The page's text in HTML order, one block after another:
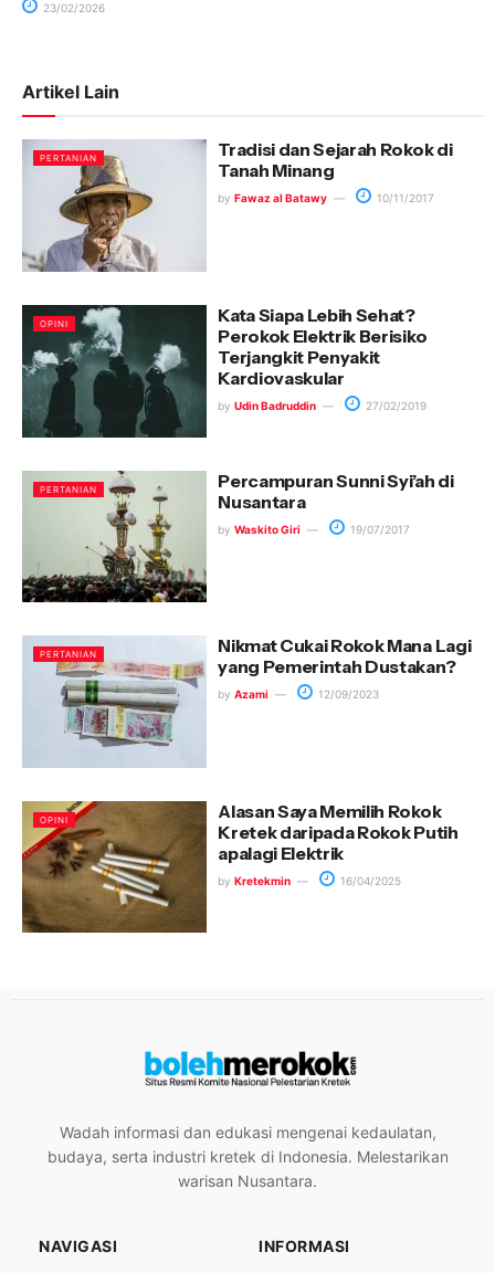
23/02/2026
Artikel Lain
PERTANIAN
Tradisi dan Sejarah Rokok di
Tanah Minang
by Fawaz al Batawy 10/11/2017
OPINI
Kata Siapa Lebih Sehat?
Perokok Elektrik Berisiko
Terjangkit Penyakit
Kardiovaskular
by Udin Badruddin 27/02/2019
PERTANIAN
Percampuran Sunni Syi’ah di
Nusantara
by Waskito Giri 19/07/2017
PERTANIAN
Nikmat Cukai Rokok Mana Lagi
yang Pemerintah Dustakan?
by Azami 12/09/2023
OPINI
Alasan Saya Memilih Rokok
Kretek daripada Rokok Putih
apalagi Elektrik
by Kretekmin 16/04/2025
Wadah informasi dan edukasi mengenai kedaulatan,
budaya, serta industri kretek di Indonesia. Melestarikan
warisan Nusantara.
NAVIGASI INFORMASI